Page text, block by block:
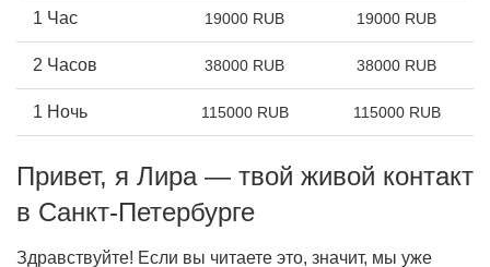
1 Час 19000 RUB 19000 RUB
2 Часов 38000 RUB 38000 RUB
1 Ночь 115000 RUB 115000 RUB
Привет, я Лира — твой живой контакт
в Санкт-Петербурге
Здравствуйте! Если вы читаете это, значит, мы уже